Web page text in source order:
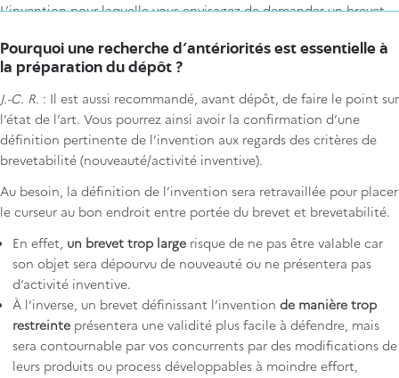
L’invention pour laquelle vous envisagez de demander un brevet
technique, mais doit également être nouvelle, impliquer une
activité inventive et être susceptible d’application industrielle.
En savoir plus :les critères de brevetabilité
Pourquoi une recherche d’antériorités est essentielle à
la préparation du dépôt ?
J.-C. R. : Il est aussi recommandé, avant dépôt, de faire le point sur
l’état de l’art. Vous pourrez ainsi avoir la confirmation d’une
définition pertinente de l’invention aux regards des critères de
brevetabilité (nouveauté/activité inventive).
Au besoin, la définition de l’invention sera retravaillée pour placer
le curseur au bon endroit entre portée du brevet et brevetabilité.
En effet, un brevet trop large risque de ne pas être valable car
son objet sera dépourvu de nouveauté ou ne présentera pas
d’activité inventive.
À l’inverse, un brevet définissant l’invention de manière trop
restreinte présentera une validité plus facile à défendre, mais
sera contournable par vos concurrents par des modifications de
leurs produits ou process développables à moindre effort,